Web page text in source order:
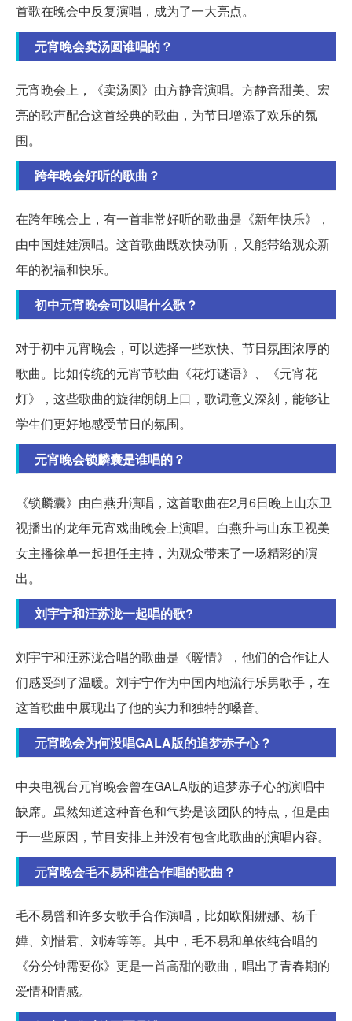
首歌在晚会中反复演唱，成为了一大亮点。
元宵晚会卖汤圆谁唱的？
元宵晚会上，《卖汤圆》由方静音演唱。方静音甜美、宏
亮的歌声配合这首经典的歌曲，为节日增添了欢乐的氛
围。
跨年晚会好听的歌曲？
在跨年晚会上，有一首非常好听的歌曲是《新年快乐》，
由中国娃娃演唱。这首歌曲既欢快动听，又能带给观众新
年的祝福和快乐。
初中元宵晚会可以唱什么歌？
对于初中元宵晚会，可以选择一些欢快、节日氛围浓厚的
歌曲。比如传统的元宵节歌曲《花灯谜语》、《元宵花
灯》，这些歌曲的旋律朗朗上口，歌词意义深刻，能够让
学生们更好地感受节日的氛围。
元宵晚会锁麟囊是谁唱的？
《锁麟囊》由白燕升演唱，这首歌曲在2月6日晚上山东卫
视播出的龙年元宵戏曲晚会上演唱。白燕升与山东卫视美
女主播徐单一起担任主持，为观众带来了一场精彩的演
出。
刘宇宁和汪苏泷一起唱的歌?
刘宇宁和汪苏泷合唱的歌曲是《暖情》，他们的合作让人
们感受到了温暖。刘宇宁作为中国内地流行乐男歌手，在
这首歌曲中展现出了他的实力和独特的嗓音。
元宵晚会为何没唱GALA版的追梦赤子心？
中央电视台元宵晚会曾在GALA版的追梦赤子心的演唱中
缺席。虽然知道这种音色和气势是该团队的特点，但是由
于一些原因，节目安排上并没有包含此歌曲的演唱内容。
元宵晚会毛不易和谁合作唱的歌曲？
毛不易曾和许多女歌手合作演唱，比如欧阳娜娜、杨千
嬅、刘惜君、刘涛等等。其中，毛不易和单依纯合唱的
《分分钟需要你》更是一首高甜的歌曲，唱出了青春期的
爱情和情感。